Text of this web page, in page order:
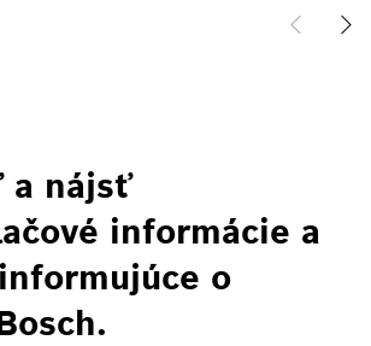
a nájsť
informácie a
o